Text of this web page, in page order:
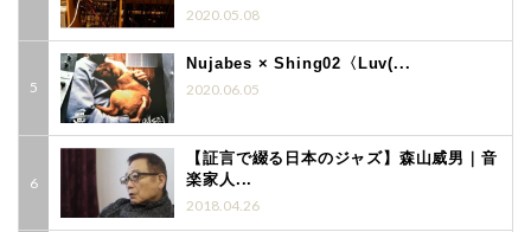
2020.05.08
Nujabes × Shing02〈Luv(...
2020.06.05
【証言で綴る日本のジャズ】森山威男｜音
楽家人...
2018.04.26